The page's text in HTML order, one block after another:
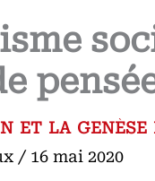
et la
/ 16 mai 2020